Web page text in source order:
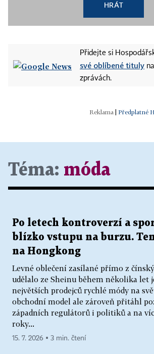
HRÁT
Přidejte si
své oblíbené tituly
zprávách.
Předplatné
Téma: móda
Po letech kontroverzí a
blízko vstupu na burzu.
na Hongkong
Levné oblečení zasílané přímo z
udělalo ze Sheinu během několika let
největších prodejců rychlé módy na
obchodní model ale zároveň přitáhl
západních regulátorů i politiků a na
roky...
15. 7. 2026 ▪ 3 min. čtení